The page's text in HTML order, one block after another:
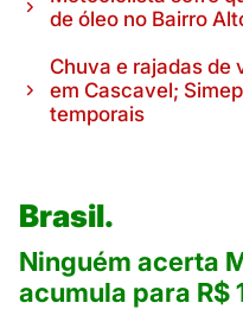
de óleo no Bairro
Chuva e rajadas
em Cascavel;
temporais
Brasil.
Ninguém acerta
acumula para R$